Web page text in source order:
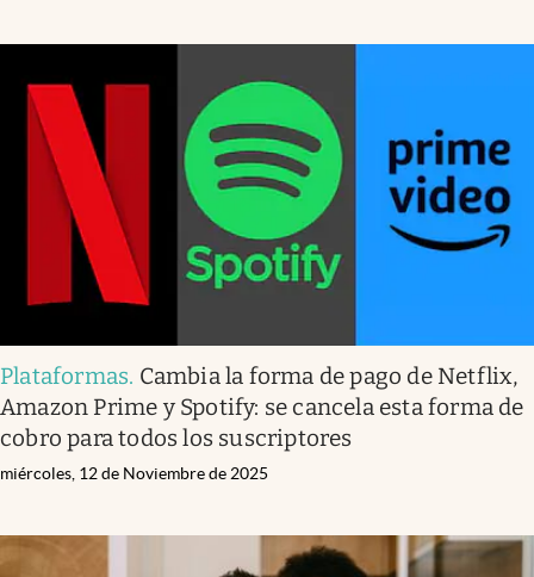
Plataformas. Cambia la forma de pago de Netflix,
Amazon Prime y Spotify: se cancela esta forma de
cobro para todos los suscriptores
miércoles, 12 de Noviembre de 2025